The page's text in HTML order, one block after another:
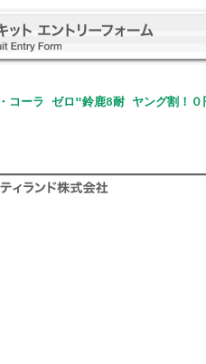
コーラ ゼロ"鈴鹿8耐 ヤング割！０